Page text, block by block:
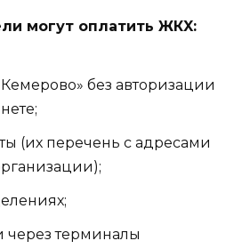
могут оплатить ЖКX:
без авторизации
(их перечень с адресами
через терминалы